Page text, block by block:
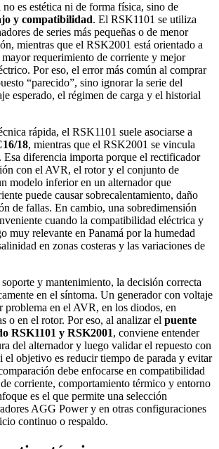
es estética ni de forma física, sino de
y compatibilidad. El RSK1101 se utiliza
de series más pequeñas o de menor
mientras que el RSK2001 está orientado a
requerimiento de corriente y mejor
Por eso, el error más común al comprar
“parecido”, sino ignorar la serie del
esperado, el régimen de carga y el historial
rápida, el RSK1101 suele asociarse a
18, mientras que el RSK2001 se vincula
. Esa diferencia importa porque el rectificador
con el AVR, el rotor y el conjunto de
modelo inferior en un alternador que
puede causar sobrecalentamiento, daño
de fallas. En cambio, una sobredimensión
cuando la compatibilidad eléctrica y
muy relevante en Panamá por la humedad
en zonas costeras y las variaciones de
y mantenimiento, la decisión correcta
en el síntoma. Un generador con voltaje
problema en el AVR, en los diodos, en
o en el rotor. Por eso, al analizar el puente
RSK1101 y RSK2001, conviene entender
del alternador y luego validar el repuesto con
el objetivo es reducir tiempo de parada y evitar
debe enfocarse en compatibilidad
corriente, comportamiento térmico y entorno
es el que permite una selección
AGG Power y en otras configuraciones
continuo o respaldo.